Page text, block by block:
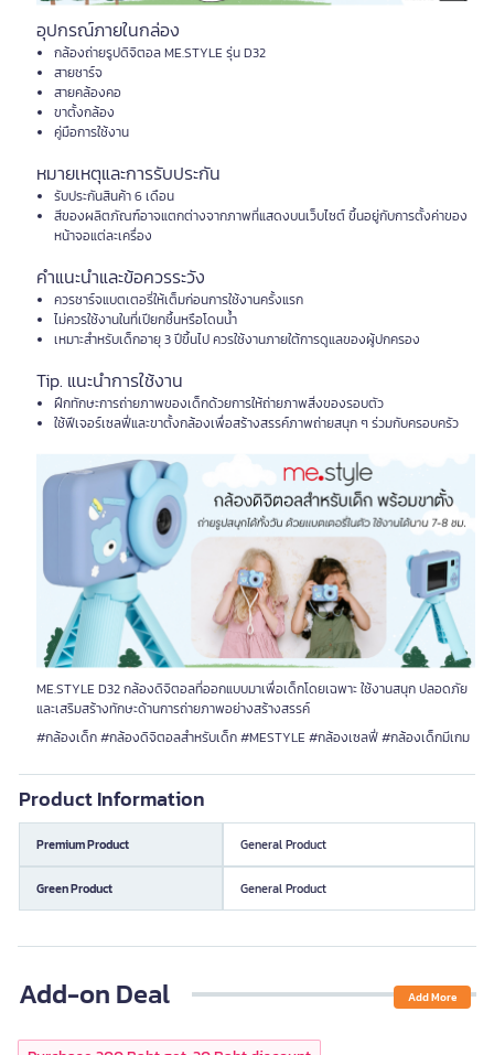
อุปกรณ์ภายในกล่อง
กล้องถ่ายรูปดิจิตอล ME.STYLE รุ่น D32
สายชาร์จ
สายคล้องคอ
ขาตั้งกล้อง
คู่มือการใช้งาน
หมายเหตุและการรับประกัน
รับประกันสินค้า 6 เดือน
สีของผลิตภัณฑ์อาจแตกต่างจากภาพที่แสดงบนเว็บไซต์ ขึ้นอยู่กับการตั้งค่าของ
หน้าจอแต่ละเครื่อง
คำแนะนำและข้อควรระวัง
ควรชาร์จแบตเตอรี่ให้เต็มก่อนการใช้งานครั้งแรก
ไม่ควรใช้งานในที่เปียกชื้นหรือโดนน้ำ
เหมาะสำหรับเด็กอายุ 3 ปีขึ้นไป ควรใช้งานภายใต้การดูแลของผู้ปกครอง
Tip. แนะนำการใช้งาน
ฝึกทักษะการถ่ายภาพของเด็กด้วยการให้ถ่ายภาพสิ่งของรอบตัว
ใช้ฟีเจอร์เซลฟี่และขาตั้งกล้องเพื่อสร้างสรรค์ภาพถ่ายสนุก ๆ ร่วมกับครอบครัว
ME.STYLE D32 กล้องดิจิตอลที่ออกแบบมาเพื่อเด็กโดยเฉพาะ ใช้งานสนุก ปลอดภัย
และเสริมสร้างทักษะด้านการถ่ายภาพอย่างสร้างสรรค์
#กล้องเด็ก #กล้องดิจิตอลสำหรับเด็ก #MESTYLE #กล้องเซลฟี่ #กล้องเด็กมีเกม
Product Information
Premium Product General Product
Green Product General Product
Add-on Deal Add More